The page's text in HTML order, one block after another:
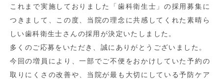
これまで実施しておりました「歯科衛生士」の採用募集に
つきまして、この度、当院の理念に共感してくれた素晴ら
しい歯科衛生士さんの採用が決定いたしました。
多くのご応募をいただき、誠にありがとうございました。
今回の増員により、一部でご不便をおかけしていた予約の
取りにくさの改善や、当院が最も大切にしている予防ケア